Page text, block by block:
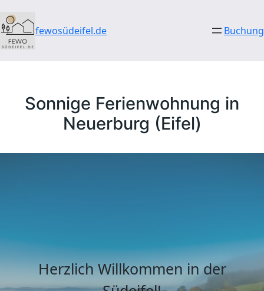
zum
Inhalt
wechseln
fewosüdeifel.de Buchung
Sonnige Ferienwohnung in
Neuerburg (Eifel)
Herzlich Willkommen in der